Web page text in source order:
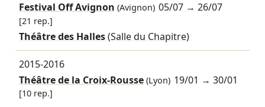
Festival Off Avignon (Avignon) 05/07 →26/07
[21 rep.]
Théâtre des Halles(Salle du Chapitre)
2015-2016
Théâtre de la Croix-Rousse(Lyon) 19/01 →30/01
[10 rep.]